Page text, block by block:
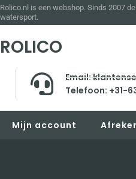
Rolico.nl is een webshop. Sinds 2007
watersport.
ROLICO
Email:
Telefoon: +31-
Mijn account